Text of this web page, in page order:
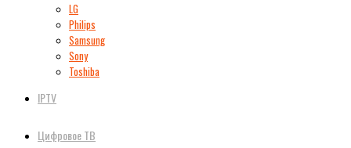
LG
Philips
Samsung
Sony
Toshiba
IPTV
Цифровое ТВ